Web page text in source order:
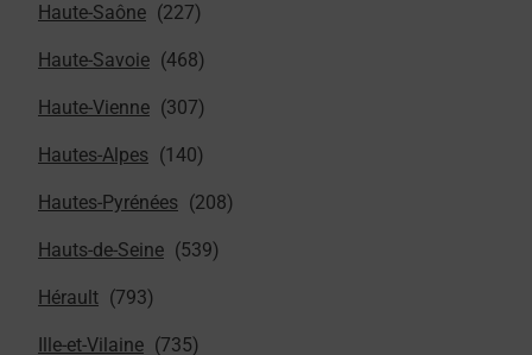
Haute-Saône
Haute-Savoie
Haute-Vienne
Hautes-Alpes
Hautes-Pyrénées
Hauts-de-Seine
Hérault
Ille-et-Vilaine